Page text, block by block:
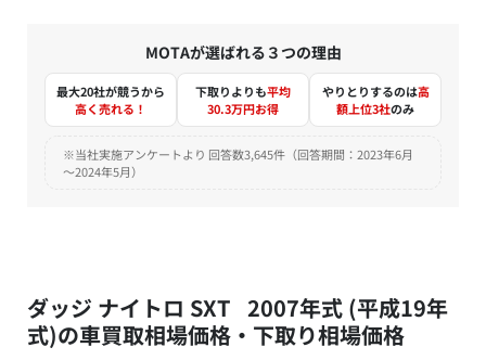
MOTAが選ばれる３つの理由
最大20社が競うから
高く売れる！
下取りよりも平均
30.3万円お得
やりとりするのは高
額上位3社のみ
※当社実施アンケートより 回答数3,645件（回答期間：2023年6月
～2024年5月）
ダッジ ナイトロ SXT 2007年式 (平成19年
式)の車買取相場価格・下取り相場価格